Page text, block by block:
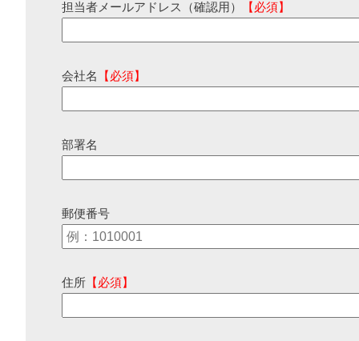
担当者メールアドレス（確認用） 【必須】
会社名 【必須】
部署名
郵便番号
住所 【必須】